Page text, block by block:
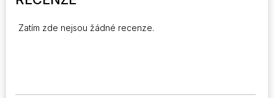
Zatím zde nejsou žádné recenze.